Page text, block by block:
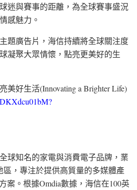
迷與賽事的距離，為全球賽事盛況
感魅力。
題廣告片，海信持續將全球關注度
凝聚大眾情懷，點亮更美好的生
美好生活(Innovating a Brighter Life)
球知名的家電與消費電子品牌，業
區，專注於提供高質量的多媒體產
案。根據Omdia數據，海信在100英